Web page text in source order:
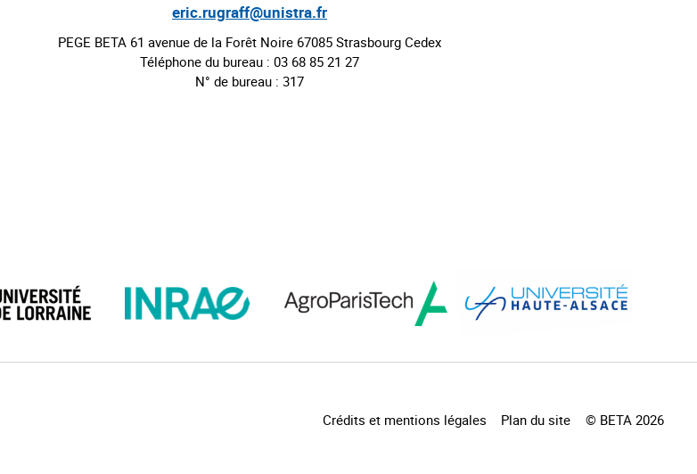
eric.rugraff@unistra.fr
PEGE BETA 61 avenue de la Forêt Noire 67085 Strasbourg Cedex
Téléphone du bureau : 03 68 85 21 27
N° de bureau : 317
Crédits et mentions légales Plan du site © BETA 2026